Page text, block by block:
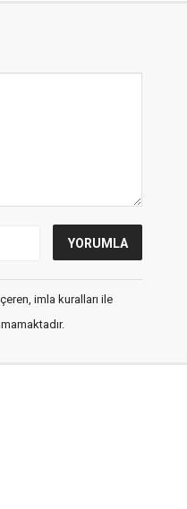
imla kuralları ile